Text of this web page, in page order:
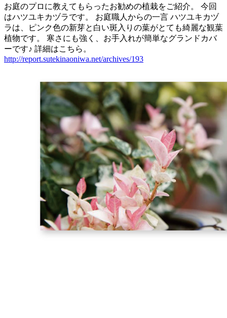
お庭のプロに教えてもらったお勧めの植栽をご紹介。 今回
はハツユキカヅラです。 お庭職人からの一言 ハツユキカヅ
ラは、ピンク色の新芽と白い斑入りの葉がとても綺麗な観葉
植物です。 寒さにも強く、お手入れが簡単なグランドカバ
ーです♪ 詳細はこちら。
http://report.sutekinaoniwa.net/archives/193